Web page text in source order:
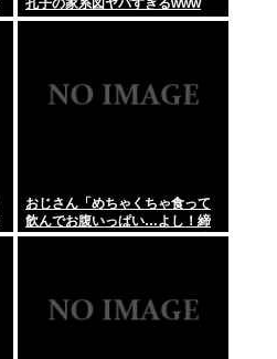
おじさん「めちゃくちゃ食って
飲んでお腹いっぱい…よし！締
めのラーメン行くかw」 これ体